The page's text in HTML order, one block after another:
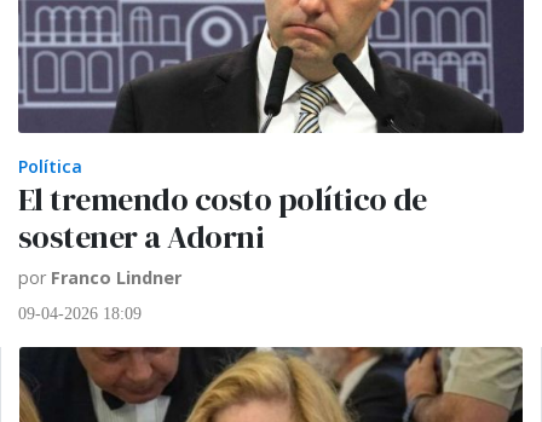
Política
El tremendo costo político de
sostener a Adorni
por Franco Lindner
09-04-2026 18:09